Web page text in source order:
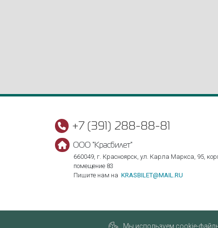
+7 (391) 288-88-81
ООО "Красбилет"
660049, г. Красноярск, ул. Карла Маркса, 95,
помещение 83
Пишите нам на KRASBILET@MAIL.RU
Мы используем cookie-